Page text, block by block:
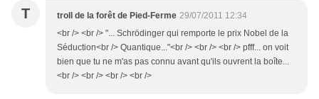
T troll de la forêt de Pied-Ferme 29/07/2011 12:34
<br /> <br /> "... Schrödinger qui remporte le prix Nobel de la
Séduction<br /> Quantique..."<br /> <br /> <br /> pfff... on voit
bien que tu ne m'as pas connu avant qu'ils ouvrent la boîte...
<br /> <br /> <br /> <br />